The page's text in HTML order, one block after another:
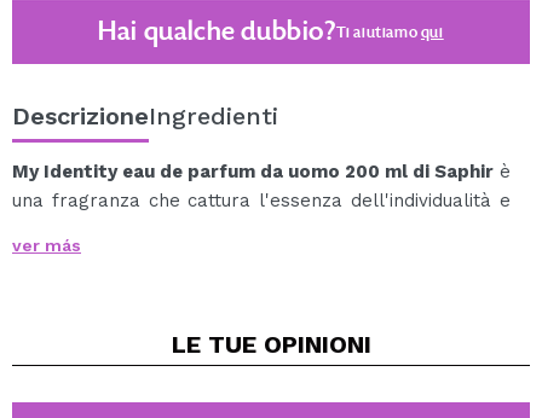
Hai qualche dubbio?Ti aiutiamoqui
DescrizioneIngredienti
My Identity eau de parfum da uomo 200 ml di Saphir è
una fragranza che cattura l'essenza dell'individualità e
Appartenente alla famiglia delle fragranze legnose, è
aroma distintivo che parli del loro carattere unico.
tonificante di freschezza, con note di testa di
ver más
LE TUE OPINIONI